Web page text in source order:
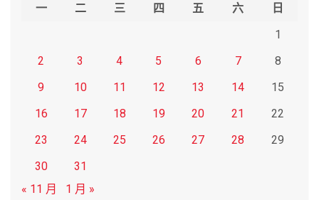
一 二 三 四 五 六
日
1
2
3 4 5 6 7
8
9
10 11 12 13 14
15
16
17 18 19 20 21
22
23
24 25 26 27 28
29
30
31
« 11 月
1 月 »